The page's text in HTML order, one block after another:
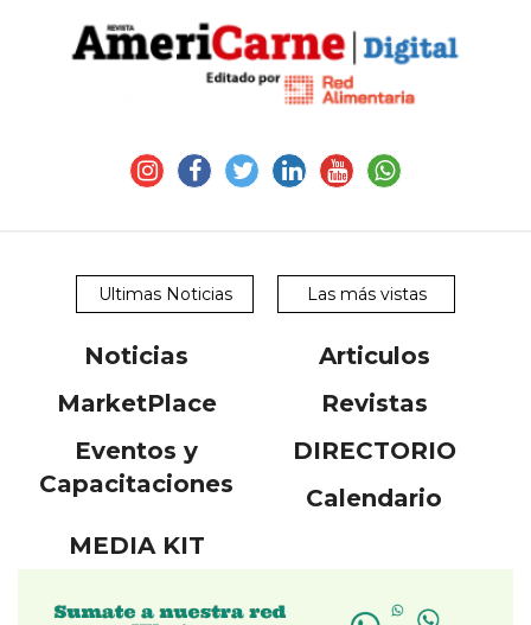
Ultimas Noticias Las más vistas
Noticias
Articulos
MarketPlace
Revistas
Eventos y
Capacitaciones
DIRECTORIO
Calendario
MEDIA KIT